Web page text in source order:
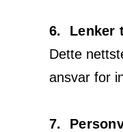
6. Lenker
Dette
ansvar for
7.